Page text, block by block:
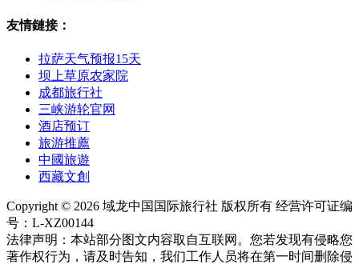
友情鏈接：
拉萨天气预报15天
坝上草原农家院
成都旅行社
三峡游轮官网
酒店预订
旅游推薦
中國旅遊
西藏文創
Copyright © 2026 域龙中国国际旅行社 版权所有 经营许可证编
号：L-XZ00144
法律声明：本站部分图文内容取自互联网。您若发现有侵略您
著作权行为，请及时告知，我们工作人员将在第一时间删除侵